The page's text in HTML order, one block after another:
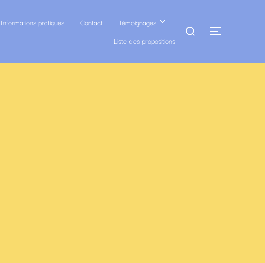
Informations pratiques Contact
Témoignages
Liste des propositions
Rechercher :